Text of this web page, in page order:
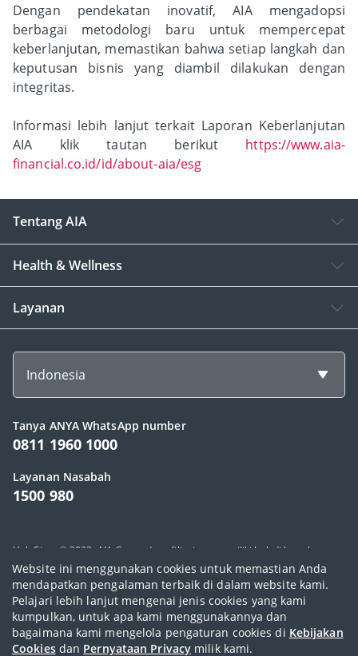
Dengan pendekatan inovatif, AIA mengadopsi
berbagai metodologi baru untuk mempercepat
keberlanjutan, memastikan bahwa setiap langkah dan
keputusan bisnis yang diambil dilakukan dengan
integritas.
Informasi lebih lanjut terkait Laporan Keberlanjutan
AIA klik tautan berikut https://www.aia-
financial.co.id/id/about-aia/esg
Website ini menggunakan cookies untuk memastian Anda
mendapatkan pengalaman terbaik di dalam website kami.
Pelajari lebih lanjut mengenai jenis cookies yang kami
kumpulkan, untuk apa kami menggunakannya dan
bagaimana kami mengelola pengaturan cookies di Kebijakan
Cookiesdan Pernyataan Privacy milik kami.
Tentang AIA
Health & Wellness
Layanan
Indonesia
Tanya ANYA WhatsApp number
0811 1960 1000
Layanan Nasabah
1500 980
Hak Cipta © 2023, AIA Group dan afiliasinya memiliki hak di bawah
hukum yang berlaku. PT AIA FINANCIAL berizin dan diawasi oleh Otoritas
Jasa Keuangan.
Syarat penggunaan| Pernyataan Kebijakan Privasi|Kebijakan cookie
Peta situs |Whistleblower